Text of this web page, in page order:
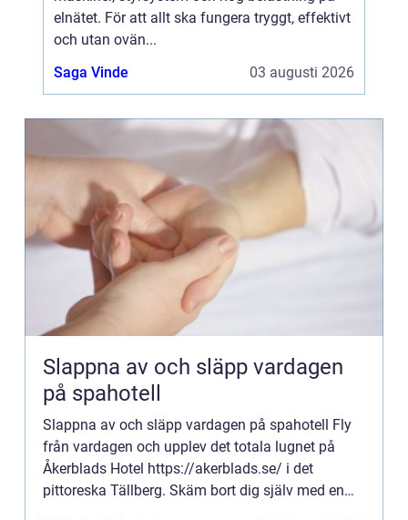
elnätet. För att allt ska fungera tryggt, effektivt
och utan ovän...
Saga Vinde
03 augusti 2026
Slappna av och släpp vardagen
på spahotell
Slappna av och släpp vardagen på spahotell Fly
från vardagen och upplev det totala lugnet på
Åkerblads Hotel https://akerblads.se/ i det
pittoreska Tällberg. Skäm bort dig själv med en